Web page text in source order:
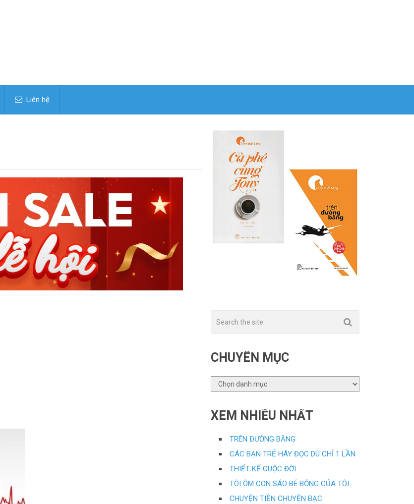
Liên hệ
CHUYÊN MỤC
CHUYÊN
MỤC
XEM NHIỀU NHẤT
TRÊN ĐƯỜNG BĂNG
CÁC BẠN TRẺ HÃY ĐỌC DÙ CHỈ 1 LẦN
THIẾT KẾ CUỘC ĐỜI
TÔI ÔM CON SÁO BÉ BỎNG CỦA TÔI
CHUYỆN TIỀN CHUYỆN BẠC